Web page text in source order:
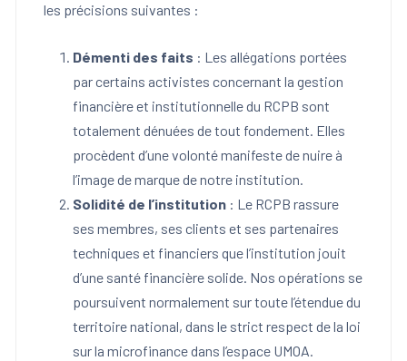
les précisions suivantes :
Démenti des faits : Les allégations portées
par certains activistes concernant la gestion
financière et institutionnelle du RCPB sont
totalement dénuées de tout fondement. Elles
procèdent d’une volonté manifeste de nuire à
l’image de marque de notre institution.
Solidité de l’institution : Le RCPB rassure
ses membres, ses clients et ses partenaires
techniques et financiers que l’institution jouit
d’une santé financière solide. Nos opérations se
poursuivent normalement sur toute l’étendue du
territoire national, dans le strict respect de la loi
sur la microfinance dans l’espace UMOA.